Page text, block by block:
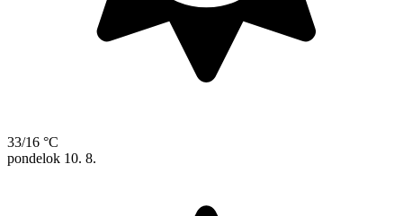
33/16 °C
pondelok 10. 8.